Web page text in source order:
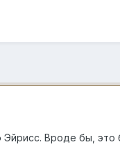
Вроде бы, это